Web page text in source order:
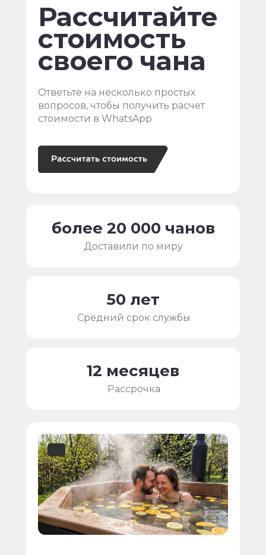
Ответьте на несколько простых
вопросов, чтобы получить расчет
стоимости в WhatsApp
Рассчитайте
стоимость
своего чана
более 20 000 чанов
Доставили по миру
50 лет
Средний cрок службы
12 месяцев
Рассрочка